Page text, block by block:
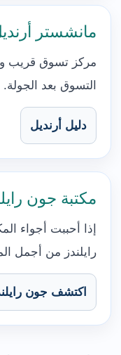
مانشستر
مركز تسوق قريب
التسوق بعد الجولة.
دليل أرنديل
مكتبة جون
إذا أحببت أجواء
رايلندز من أجمل
اكتشف جون